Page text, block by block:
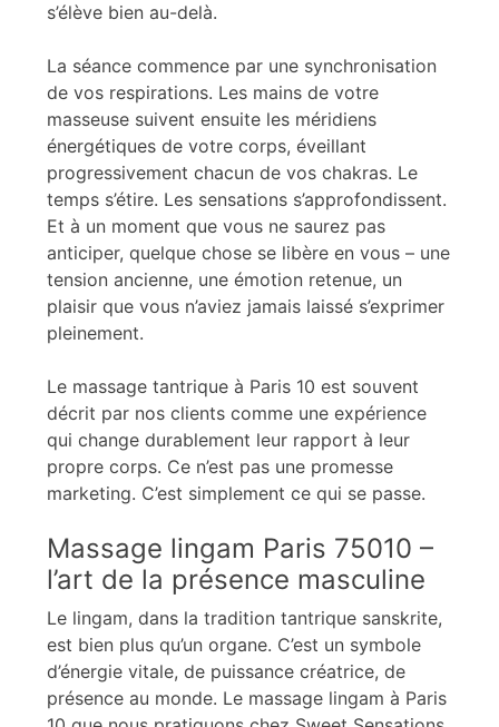
s’élève bien au-delà.
La séance commence par une synchronisation
de vos respirations. Les mains de votre
masseuse suivent ensuite les méridiens
énergétiques de votre corps, éveillant
progressivement chacun de vos chakras. Le
temps s’étire. Les sensations s’approfondissent.
Et à un moment que vous ne saurez pas
anticiper, quelque chose se libère en vous – une
tension ancienne, une émotion retenue, un
plaisir que vous n’aviez jamais laissé s’exprimer
pleinement.
Le massage tantrique à Paris 10 est souvent
décrit par nos clients comme une expérience
qui change durablement leur rapport à leur
propre corps. Ce n’est pas une promesse
marketing. C’est simplement ce qui se passe.
Massage lingam Paris 75010 –
l’art de la présence masculine
Le lingam, dans la tradition tantrique sanskrite,
est bien plus qu’un organe. C’est un symbole
d’énergie vitale, de puissance créatrice, de
présence au monde. Le massage lingam à Paris